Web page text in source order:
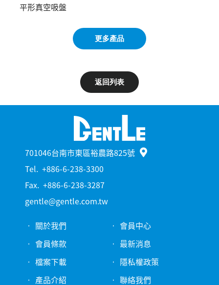
平形真空吸盤
更多產品
返回列表
701046台南市東區裕農路825號
Tel. +886-6-238-3300
Fax. +886-6-238-3287
gentle@gentle.com.tw
關於我們
會員中心
會員條款
最新消息
檔案下載
隱私權政策
產品介紹
聯絡我們